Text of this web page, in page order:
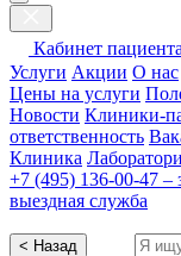
Кабинет пациента
Услуги Акции О нас
Цены на услуги
Новости Клиники-
ответственность
Клиника
+7 (495) 136-00-47 –
выездная служба
< Назад